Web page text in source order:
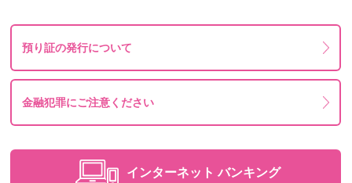
預り証の発行について
金融犯罪にご注意ください
インターネット バンキング